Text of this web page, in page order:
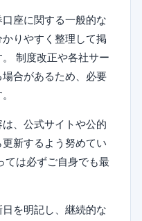
座に関する一般的な
りやすく整理して掲
制度改正や各社サー
合があるため、必要
、公式サイトや公的
新するよう努めてい
ては必ずご自身でも最
を明記し、継続的な